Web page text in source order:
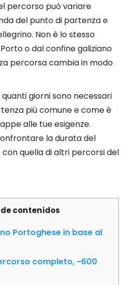
percorso può variare
del punto di partenza e
Non è lo stesso
o dal confine galiziano
percorsa cambia in modo
giorni sono necessari
più comune e come è
alle tue esigenze.
la durata del
quella di altri percorsi del
contenidos
Portoghese in base al
completo, ~600